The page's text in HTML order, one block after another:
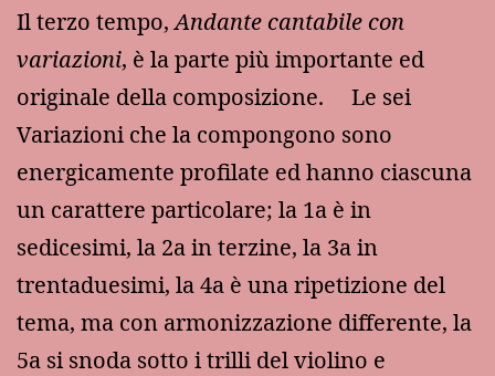
Il terzo tempo,Andante cantabile con
variazioni, è la parte più importante ed
originale della composizione. Le sei
Variazioni che la compongono sono
energicamente profilate ed hanno ciascuna
un carattere particolare; la 1a è in
sedicesimi, la 2a in terzine, la 3a in
trentaduesimi, la 4a è una ripetizione del
tema, ma con armonizzazione differente, la
5a si snoda sotto i trilli del violino e